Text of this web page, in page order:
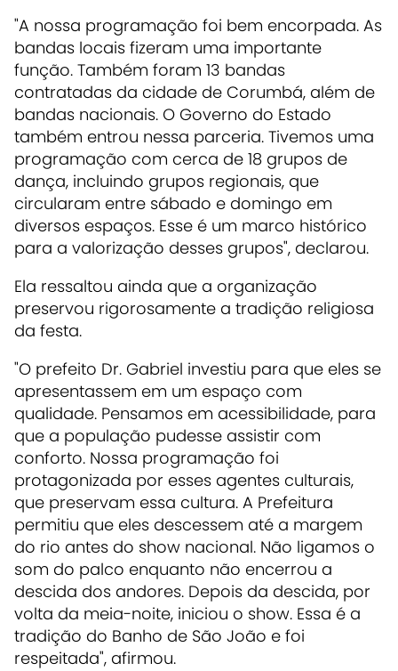
"A nossa programação foi bem encorpada. As
bandas locais fizeram uma importante
função. Também foram 13 bandas
contratadas da cidade de Corumbá, além de
bandas nacionais. O Governo do Estado
também entrou nessa parceria. Tivemos uma
programação com cerca de 18 grupos de
dança, incluindo grupos regionais, que
circularam entre sábado e domingo em
diversos espaços. Esse é um marco histórico
para a valorização desses grupos", declarou.
Ela ressaltou ainda que a organização
preservou rigorosamente a tradição religiosa
da festa.
"O prefeito Dr. Gabriel investiu para que eles se
apresentassem em um espaço com
qualidade. Pensamos em acessibilidade, para
que a população pudesse assistir com
conforto. Nossa programação foi
protagonizada por esses agentes culturais,
que preservam essa cultura. A Prefeitura
permitiu que eles descessem até a margem
do rio antes do show nacional. Não ligamos o
som do palco enquanto não encerrou a
descida dos andores. Depois da descida, por
volta da meia-noite, iniciou o show. Essa é a
tradição do Banho de São João e foi
respeitada", afirmou.